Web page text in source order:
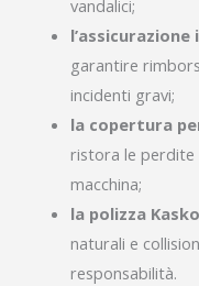
vandalici;
garantire
incidenti gravi;
la copertura
ristora le perdite
macchina;
la polizza Kasko
naturali e
responsabilità.